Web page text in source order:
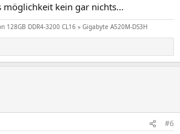
möglichkeit kein gar nichts...
128GB DDR4-3200 CL16 » Gigabyte A520M-DS3H
#6